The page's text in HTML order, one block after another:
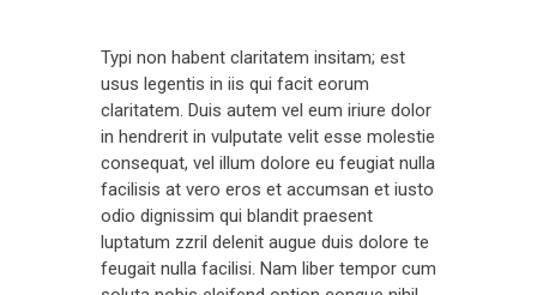
Typi non habent claritatem insitam; est
usus legentis in iis qui facit eorum
claritatem. Duis autem vel eum iriure dolor
in hendrerit in vulputate velit esse molestie
consequat, vel illum dolore eu feugiat nulla
facilisis at vero eros et accumsan et iusto
odio dignissim qui blandit praesent
luptatum zzril delenit augue duis dolore te
feugait nulla facilisi. Nam liber tempor cum